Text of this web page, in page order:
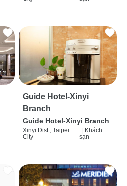
Guide Hotel-Xinyi
Branch
Guide Hotel-Xinyi Branch
Xinyi Dist., Taipei
City
Khách
sạn